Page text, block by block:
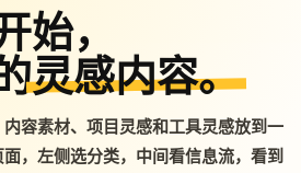
始，
灵感内容。
容素材、项目灵感和工具灵感放到一
，左侧选分类，中间看信息流，看到